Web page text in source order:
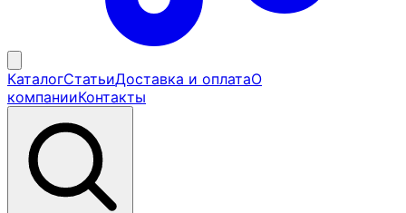
КаталогСтатьиДоставка и оплатаО
компанииКонтакты